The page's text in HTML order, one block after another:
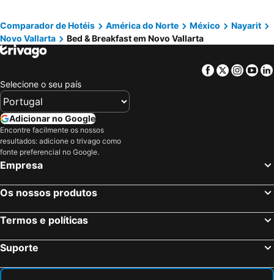
Comparador de Hotéis América do Norte México
Nayarit
Novo Vallarta
Bed & Breakfast em Novo Vallarta
Facebook
Twitter
Selecione o seu país
Adicionar no Google
Encontre facilmente os nossos
resultados: adicione o trivago como
fonte preferencial no Google.
Empresa
Os nossos produtos
Termos e políticas
Suporte